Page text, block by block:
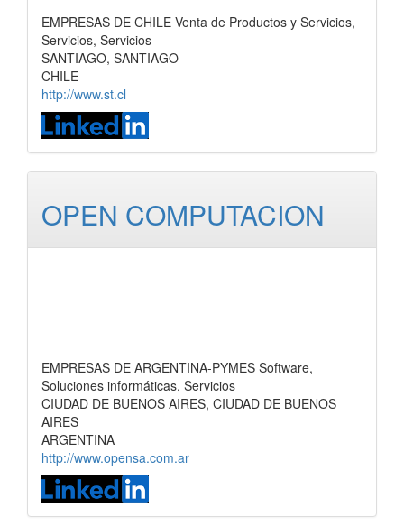
EMPRESAS DE CHILE Venta de Productos y Servicios,
Servicios, Servicios
SANTIAGO, SANTIAGO
CHILE
http://www.st.cl
OPEN COMPUTACION
EMPRESAS DE ARGENTINA-PYMES Software,
Soluciones informáticas, Servicios
CIUDAD DE BUENOS AIRES, CIUDAD DE BUENOS
AIRES
ARGENTINA
http://www.opensa.com.ar